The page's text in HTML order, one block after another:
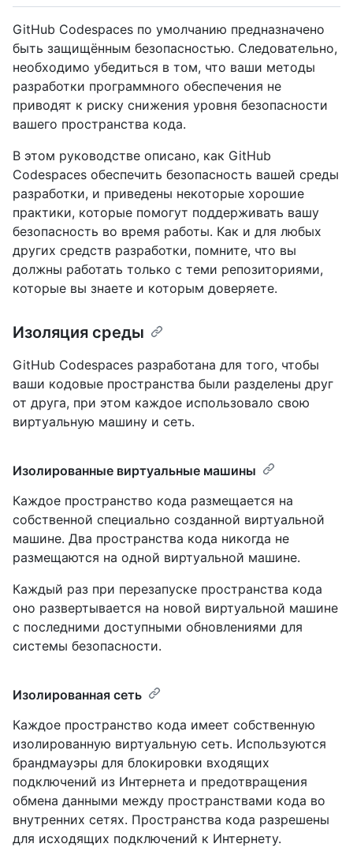
GitHub Codespaces по умолчанию предназначено
быть защищённым безопасностью. Следовательно,
необходимо убедиться в том, что ваши методы
разработки программного обеспечения не
приводят к риску снижения уровня безопасности
вашего пространства кода.
В этом руководстве описано, как GitHub
Codespaces обеспечить безопасность вашей среды
разработки, и приведены некоторые хорошие
практики, которые помогут поддерживать вашу
безопасность во время работы. Как и для любых
других средств разработки, помните, что вы
должны работать только с теми репозиториями,
которые вы знаете и которым доверяете.
Изоляция среды
GitHub Codespaces разработана для того, чтобы
ваши кодовые пространства были разделены друг
от друга, при этом каждое использовало свою
виртуальную машину и сеть.
Изолированные виртуальные машины
Каждое пространство кода размещается на
собственной специально созданной виртуальной
машине. Два пространства кода никогда не
размещаются на одной виртуальной машине.
Каждый раз при перезапуске пространства кода
оно развертывается на новой виртуальной машине
с последними доступными обновлениями для
системы безопасности.
Изолированная сеть
Каждое пространство кода имеет собственную
изолированную виртуальную сеть. Используются
брандмауэры для блокировки входящих
подключений из Интернета и предотвращения
обмена данными между пространствами кода во
внутренних сетях. Пространства кода разрешены
для исходящих подключений к Интернету.